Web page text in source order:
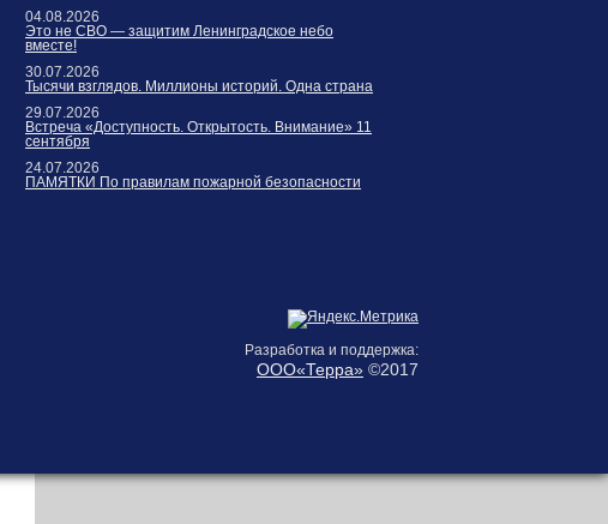
04.08.2026
Это не СВО — защитим Ленинградское небо
вместе!
30.07.2026
Тысячи взглядов. Миллионы историй. Одна страна
29.07.2026
Встреча «Доступность. Открытость. Внимание» 11
сентября
24.07.2026
ПАМЯТКИ По правилам пожарной безопасности
Разработка и поддержка:
ООО«Терра» ©2017